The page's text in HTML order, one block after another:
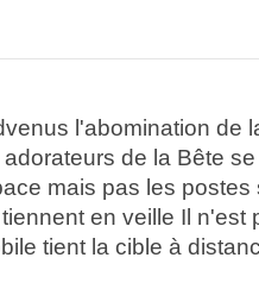
l'abomination de
de la Bête
mais pas les
en veille Il n'est
tient la cible à